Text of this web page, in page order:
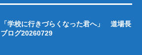
「学校に行きづらくなった君へ」 道場長
ブログ20260729